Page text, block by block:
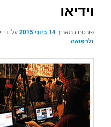
וידיאו
פורסם בתאריך14 ביוני 2015 על ידי
ולרפואה